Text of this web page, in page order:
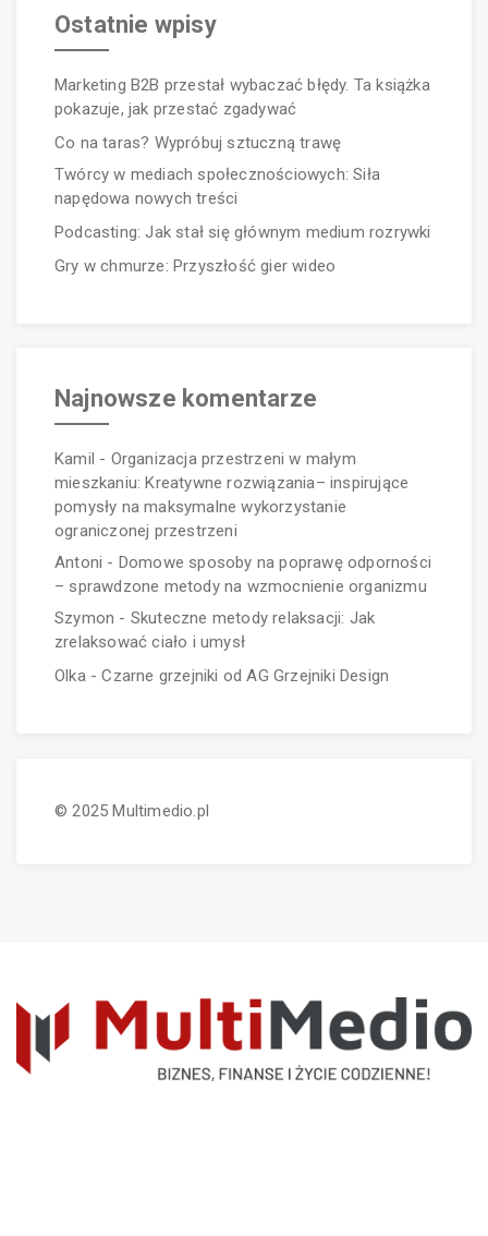
Ostatnie wpisy
Marketing B2B przestał wybaczać błędy. Ta książka
pokazuje, jak przestać zgadywać
Co na taras? Wypróbuj sztuczną trawę
Twórcy w mediach społecznościowych: Siła
napędowa nowych treści
Podcasting: Jak stał się głównym medium rozrywki
Gry w chmurze: Przyszłość gier wideo
Najnowsze komentarze
Kamil - Organizacja przestrzeni w małym
mieszkaniu: Kreatywne rozwiązania– inspirujące
pomysły na maksymalne wykorzystanie
ograniczonej przestrzeni
Antoni - Domowe sposoby na poprawę odporności
– sprawdzone metody na wzmocnienie organizmu
Szymon - Skuteczne metody relaksacji: Jak
zrelaksować ciało i umysł
Olka-Czarne grzejniki od AG Grzejniki Design
© 2025 Multimedio.pl